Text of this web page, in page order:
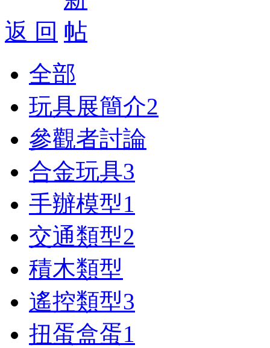
返 回
全部
玩具展簡介2
參觀者討論
合金玩具3
手辦模型1
交通類型2
積木類型
遙控類型3
扭蛋盒蛋1